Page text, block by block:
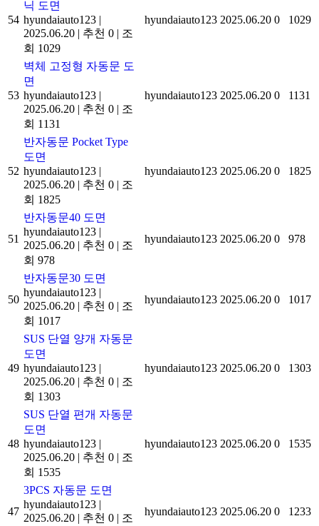
54
닉 도면
hyundaiauto123 |
2025.06.20 | 추천 0 | 조
회 1029
hyundaiauto123 2025.06.20 0 1029
53
벽체 고정형 자동문 도
면
hyundaiauto123 |
2025.06.20 | 추천 0 | 조
회 1131
hyundaiauto123 2025.06.20 0 1131
52
반자동문 Pocket Type
도면
hyundaiauto123 |
2025.06.20 | 추천 0 | 조
회 1825
hyundaiauto123 2025.06.20 0 1825
51
반자동문40 도면
hyundaiauto123 |
2025.06.20 | 추천 0 | 조
회 978
hyundaiauto123 2025.06.20 0 978
50
반자동문30 도면
hyundaiauto123 |
2025.06.20 | 추천 0 | 조
회 1017
hyundaiauto123 2025.06.20 0 1017
49
SUS 단열 양개 자동문
도면
hyundaiauto123 |
2025.06.20 | 추천 0 | 조
회 1303
hyundaiauto123 2025.06.20 0 1303
48
SUS 단열 편개 자동문
도면
hyundaiauto123 |
2025.06.20 | 추천 0 | 조
회 1535
hyundaiauto123 2025.06.20 0 1535
47
3PCS 자동문 도면
hyundaiauto123 |
2025.06.20 | 추천 0 | 조
hyundaiauto123 2025.06.20 0 1233